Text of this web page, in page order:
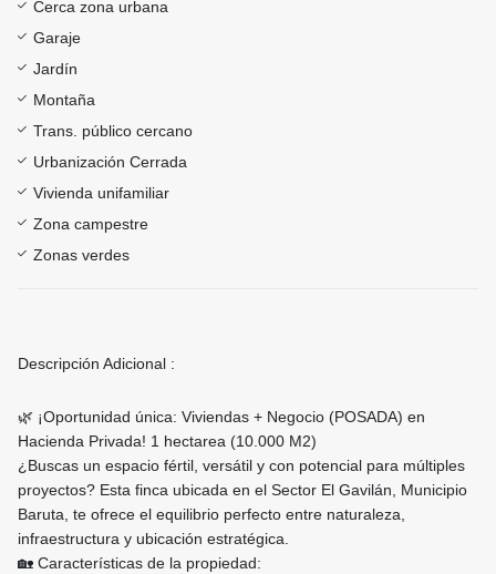
Cerca zona urbana
Garaje
Jardín
Montaña
Trans. público cercano
Urbanización Cerrada
Vivienda unifamiliar
Zona campestre
Zonas verdes
Descripción Adicional :
🌿 ¡Oportunidad única: Viviendas + Negocio (POSADA) en
Hacienda Privada! 1 hectarea (10.000 M2)
¿Buscas un espacio fértil, versátil y con potencial para múltiples
proyectos? Esta finca ubicada en el Sector El Gavilán, Municipio
Baruta, te ofrece el equilibrio perfecto entre naturaleza,
infraestructura y ubicación estratégica.
🏡 Características de la propiedad: